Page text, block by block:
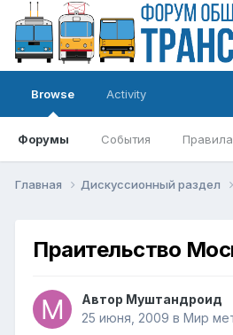
Browse
Форумы События Правила
Activity
Главная Дискуссионный раздел
Праительство
Автор Муштандроид
25 июня, 2009 в Мир